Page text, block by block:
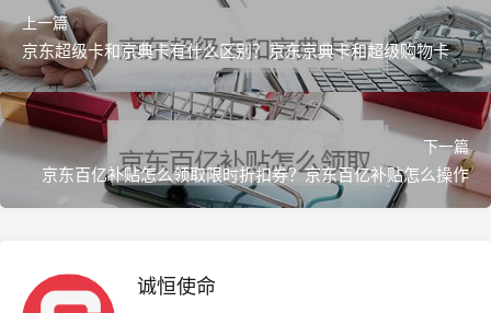
上一篇
京东超级卡和京典卡有什么区别？京东京典卡和超级购物卡
下一篇
京东百亿补贴怎么领取限时折扣券？京东百亿补贴怎么操作
诚恒使命